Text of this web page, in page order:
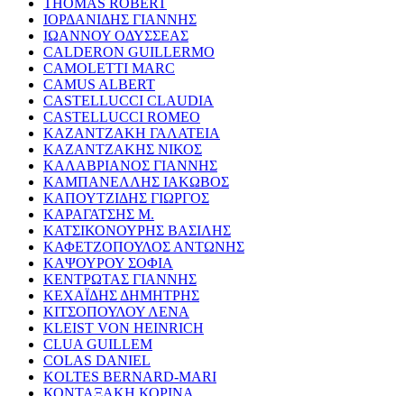
ΙΟΡΔΑΝΙΔΗΣ ΓΙΑΝΝΗΣ
ΙΩΑΝΝΟΥ ΟΔΥΣΣΕΑΣ
CALDERON GUILLERMO
CAMOLETTI MARC
CAMUS ALBERT
CASTELLUCCI CLAUDIA
CASTELLUCCI ROMEO
ΚΑΖΑΝΤΖΑΚΗ ΓΑΛΑΤΕΙΑ
ΚΑΖΑΝΤΖΑΚΗΣ ΝΙΚΟΣ
ΚΑΛΑΒΡΙΑΝΟΣ ΓΙΑΝΝΗΣ
ΚΑΜΠΑΝΕΛΛΗΣ ΙΑΚΩΒΟΣ
ΚΑΠΟΥΤΖΙΔΗΣ ΓΙΩΡΓΟΣ
ΚΑΡΑΓΑΤΣΗΣ Μ.
ΚΑΤΣΙΚΟΝΟΥΡΗΣ ΒΑΣΙΛΗΣ
ΚΑΦΕΤΖΟΠΟΥΛΟΣ ΑΝΤΩΝΗΣ
ΚΑΨΟΥΡΟΥ ΣΟΦΙΑ
ΚΕΝΤΡΩΤΑΣ ΓΙΑΝΝΗΣ
ΚΕΧΑΪΔΗΣ ΔΗΜΗΤΡΗΣ
ΚΙΤΣΟΠΟΥΛΟΥ ΛΕΝΑ
KLEIST VON HEINRICH
CLUA GUILLEM
COLAS DANIEL
KOLTES BERNARD-MARI
ΚΟΝΤΑΞΑΚΗ ΚΟΡΙΝΑ